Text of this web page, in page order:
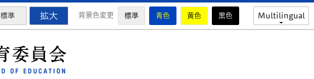
標準 拡大 背景色変更 標準 青色 黄色 黒色 Multilingual